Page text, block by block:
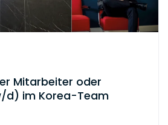
Mitarbeiter oder
d) im Korea-Team